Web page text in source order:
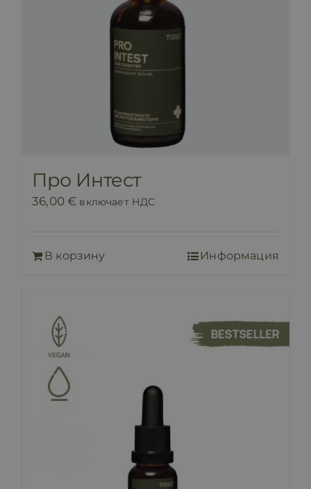
Про Интест
36,00€ включает НДС
В корзину Информация